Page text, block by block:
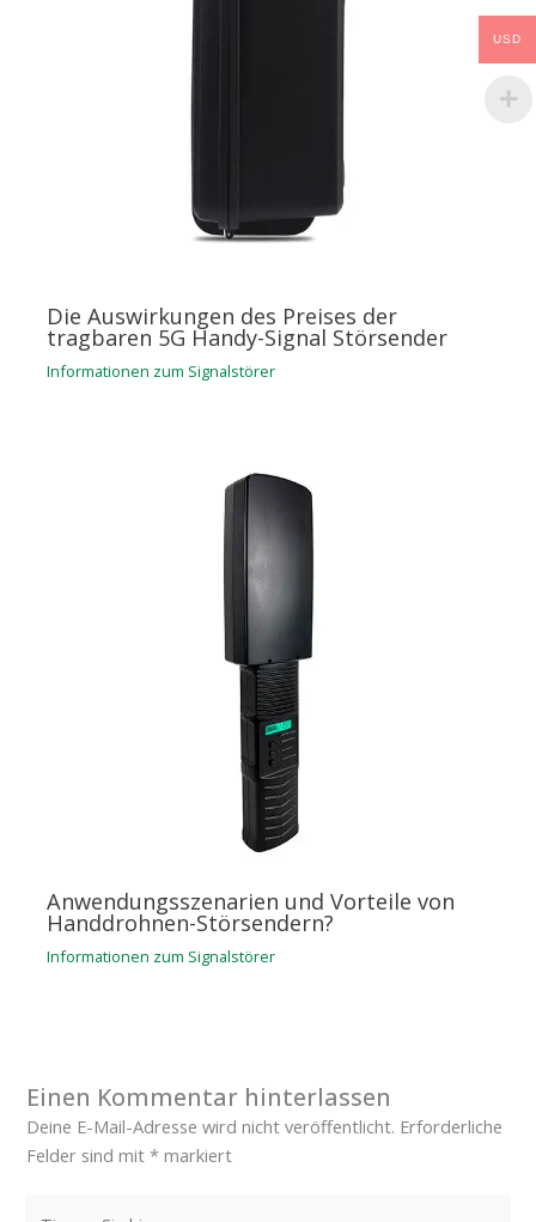
Die Auswirkungen des Preises der
tragbaren 5G Handy-Signal Störsender
Informationen zum Signalstörer
Anwendungsszenarien und Vorteile von
Handdrohnen-Störsendern?
Informationen zum Signalstörer
Einen Kommentar hinterlassen
Deine E-Mail-Adresse wird nicht veröffentlicht. Erforderliche
Felder sind mit* markiert
USD